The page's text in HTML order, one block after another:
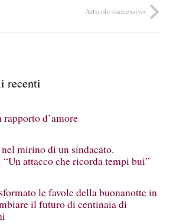
Articolo successivo
recenti
d’amore
mirino di un sindacato.
attacco che ricorda tempi bui”
le favole della buonanotte in
il futuro di centinaia di